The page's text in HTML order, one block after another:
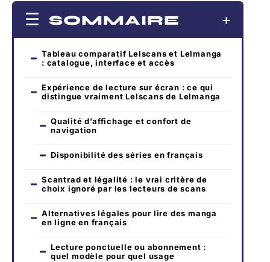
SOMMAIRE
Tableau comparatif Lelscans et Lelmanga
: catalogue, interface et accès
Expérience de lecture sur écran : ce qui
distingue vraiment Lelscans de Lelmanga
Qualité d’affichage et confort de
navigation
Disponibilité des séries en français
Scantrad et légalité : le vrai critère de
choix ignoré par les lecteurs de scans
Alternatives légales pour lire des manga
en ligne en français
Lecture ponctuelle ou abonnement :
quel modèle pour quel usage